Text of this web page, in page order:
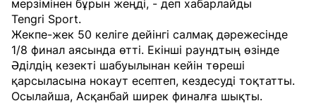
мерзімінен бұрын жеңді, - деп хабарлайды
Tengri Sport.
Жекпе-жек 50 келіге дейінгі салмақ дәрежесінде
1/8 финал аясында өтті. Екінші раундтың өзінде
Әділдің кезекті шабуылынан кейін төреші
қарсыласына нокаут есептеп, кездесуді тоқтатты.
Осылайша, Асқанбай ширек финалға шықты.